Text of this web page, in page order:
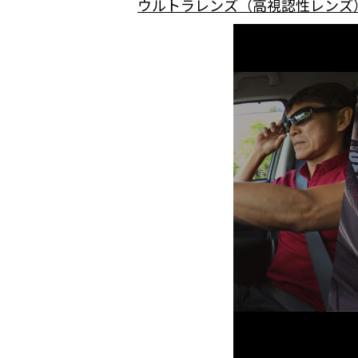
ウルトラレンズ（高視認性レンズ